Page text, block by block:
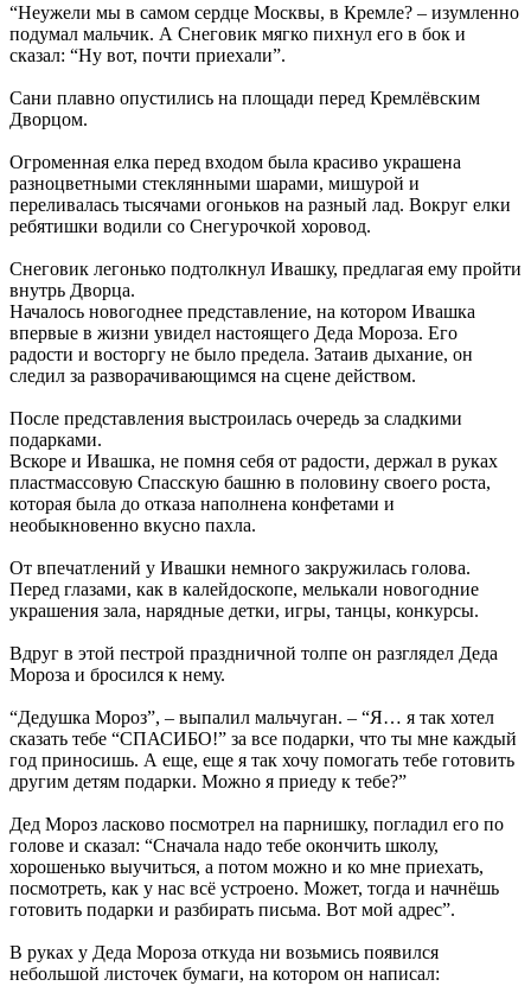
“Неужели мы в самом сердце Москвы, в Кремле? – изумленно
подумал мальчик. А Снеговик мягко пихнул его в бок и
сказал: “Ну вот, почти приехали”.
Сани плавно опустились на площади перед Кремлёвским
Дворцом.
Огроменная елка перед входом была красиво украшена
разноцветными стеклянными шарами, мишурой и
переливалась тысячами огоньков на разный лад. Вокруг елки
ребятишки водили со Снегурочкой хоровод.
Снеговик легонько подтолкнул Ивашку, предлагая ему пройти
внутрь Дворца.
Началось новогоднее представление, на котором Ивашка
впервые в жизни увидел настоящего Деда Мороза. Его
радости и восторгу не было предела. Затаив дыхание, он
следил за разворачивающимся на сцене действом.
После представления выстроилась очередь за сладкими
подарками.
Вскоре и Ивашка, не помня себя от радости, держал в руках
пластмассовую Спасскую башню в половину своего роста,
которая была до отказа наполнена конфетами и
необыкновенно вкусно пахла.
От впечатлений у Ивашки немного закружилась голова.
Перед глазами, как в калейдоскопе, мелькали новогодние
украшения зала, нарядные детки, игры, танцы, конкурсы.
Вдруг в этой пестрой праздничной толпе он разглядел Деда
Мороза и бросился к нему.
“Дедушка Мороз”, – выпалил мальчуган. – “Я… я так хотел
сказать тебе “СПАСИБО!” за все подарки, что ты мне каждый
год приносишь. А еще, еще я так хочу помогать тебе готовить
другим детям подарки. Можно я приеду к тебе?”
Дед Мороз ласково посмотрел на парнишку, погладил его по
голове и сказал: “Сначала надо тебе окончить школу,
хорошенько выучиться, а потом можно и ко мне приехать,
посмотреть, как у нас всё устроено. Может, тогда и начнёшь
готовить подарки и разбирать письма. Вот мой адрес”.
В руках у Деда Мороза откуда ни возьмись появился
небольшой листочек бумаги, на котором он написал: